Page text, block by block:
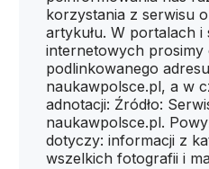
korzystania z serwisu
artykułu. W portalach i
internetowych prosimy
podlinkowanego
naukawpolsce.pl, a w
adnotacji: Źródło:
naukawpolsce.pl.
dotyczy: informacji z
wszelkich fotografii i